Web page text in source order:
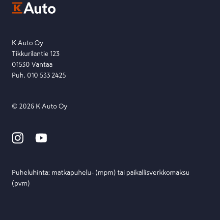
Etsi toimipiste
K Auto Oy
Tikkurilantie 123
01530 Vantaa
Puh. 010 533 2425
© 2026 K Auto Oy
Puheluhinta: matka­puhelu- (mpm) tai paikallis­verkko­maksu
(pvm)